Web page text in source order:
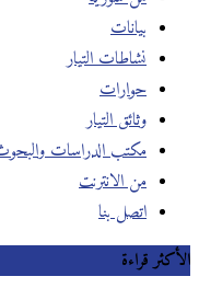
بيانات
نشاطات التيار
حوارات
وثائق التيار
مكتب الدراسات والبحوث
من الانترنت
اتصل بنا
الأكثر قراءة